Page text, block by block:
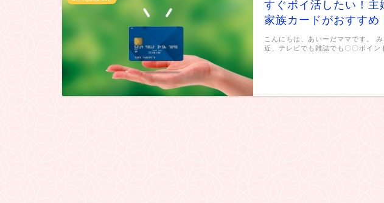
すぐポイ活したい！主
家族カードがおすすめ
こんにちは、あいーだママです。
近、テレビでも雑誌でも〇〇ポイ